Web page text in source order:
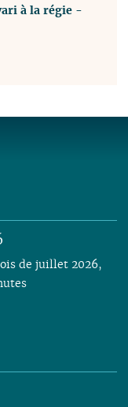
à la régie -
de juillet 2026,